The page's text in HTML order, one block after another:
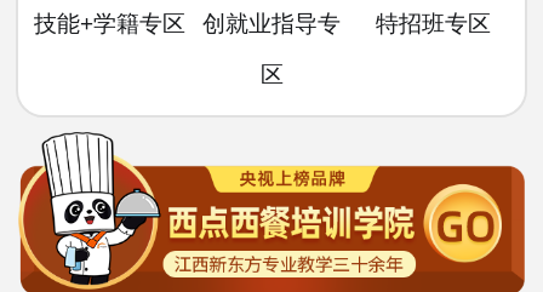
技能+学籍专区
创就业指导专
区
特招班专区